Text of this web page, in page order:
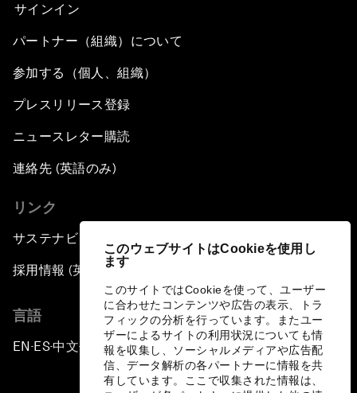
このウェブサイトはCookieを使用し
ます
このサイトではCookieを使って、ユーザー
に合わせたコンテンツや広告の表示、トラ
フィックの分析を行っています。またユー
ザーによるサイトの利用状況についても情
報を収集し、ソーシャルメディアや広告配
信、データ解析の各パートナーに情報を共
有しています。ここで収集された情報は、
サインイン
パートナー（組織）について
参加する（個人、組織）
プレスリリース登録
ニュースレター購読
連絡先 (英語のみ)
リンク
サステナビリティへの取り組み
採用情報 (英語のみ)
言語
EN ▪ES▪中文▪ 日本語